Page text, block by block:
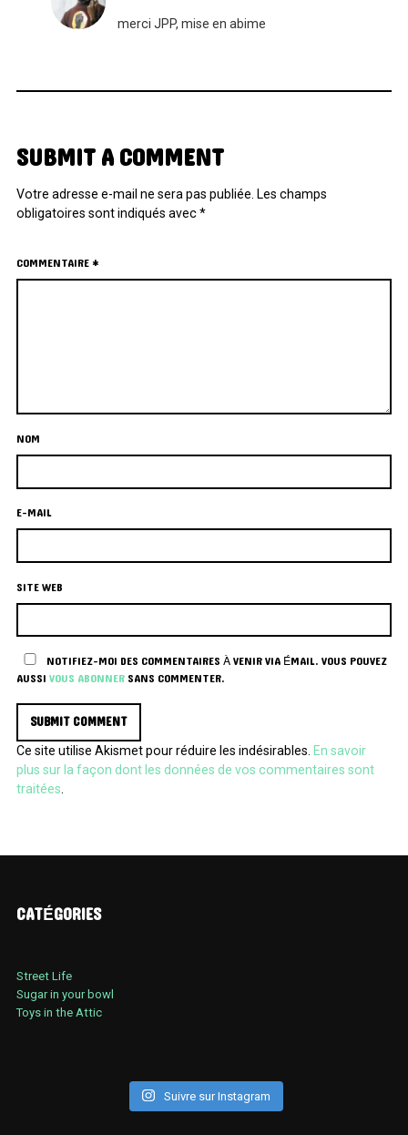
merci JPP, mise en abime
SUBMIT A COMMENT
Votre adresse e-mail ne sera pas publiée. Les champs
obligatoires sont indiqués avec*
COMMENTAIRE*
NOM
E-MAIL
SITE WEB
NOTIFIEZ-MOI DES COMMENTAIRES À VENIR VIA ÉMAIL. VOUS POUVEZ
AUSSIVOUS ABONNERSANS COMMENTER.
Ce site utilise Akismet pour réduire les indésirables. En savoir
plus sur la façon dont les données de vos commentaires sont
traitées
CATÉGORIES
Street Life
Sugar in your bowl
Toys in the Attic
Suivre sur Instagram